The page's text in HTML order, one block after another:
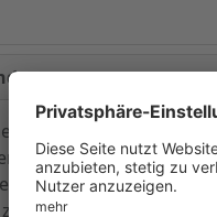
Aktien der Altira
wurden zu einem
ab. Der Gesellschaft
zwei und fünf